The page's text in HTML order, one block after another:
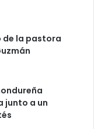
de la pastora
junto a un